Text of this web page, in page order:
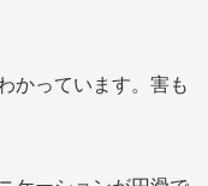
かっています。害も